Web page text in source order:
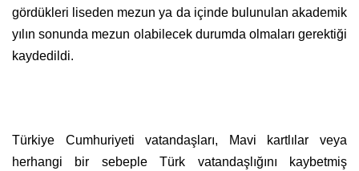
gördükleri liseden mezun ya da içinde bulunulan akademik
yılın sonunda mezun olabilecek durumda olmaları gerektiği
kaydedildi.
Türkiye Cumhuriyeti vatandaşları, Mavi kartlılar veya
herhangi bir sebeple Türk vatandaşlığını kaybetmiş